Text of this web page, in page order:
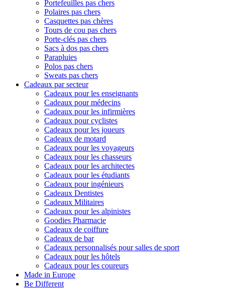
Portefeuilles pas chers
Polaires pas chers
Casquettes pas chères
Tours de cou pas chers
Porte-clés pas chers
Sacs à dos pas chers
Parapluies
Polos pas chers
Sweats pas chers
Cadeaux par secteur
Cadeaux pour les enseignants
Cadeaux pour médecins
Cadeaux pour les infirmières
Cadeaux pour cyclistes
Cadeaux pour les joueurs
Cadeaux de motard
Cadeaux pour les voyageurs
Cadeaux pour les chasseurs
Cadeaux pour les architectes
Cadeaux pour les étudiants
Cadeaux pour ingénieurs
Cadeaux Dentistes
Cadeaux Militaires
Cadeaux pour les alpinistes
Goodies Pharmacie
Cadeaux de coiffure
Cadeaux de bar
Cadeaux personnalisés pour salles de sport
Cadeaux pour les hôtels
Cadeaux pour les coureurs
Made in Europe
Be Different